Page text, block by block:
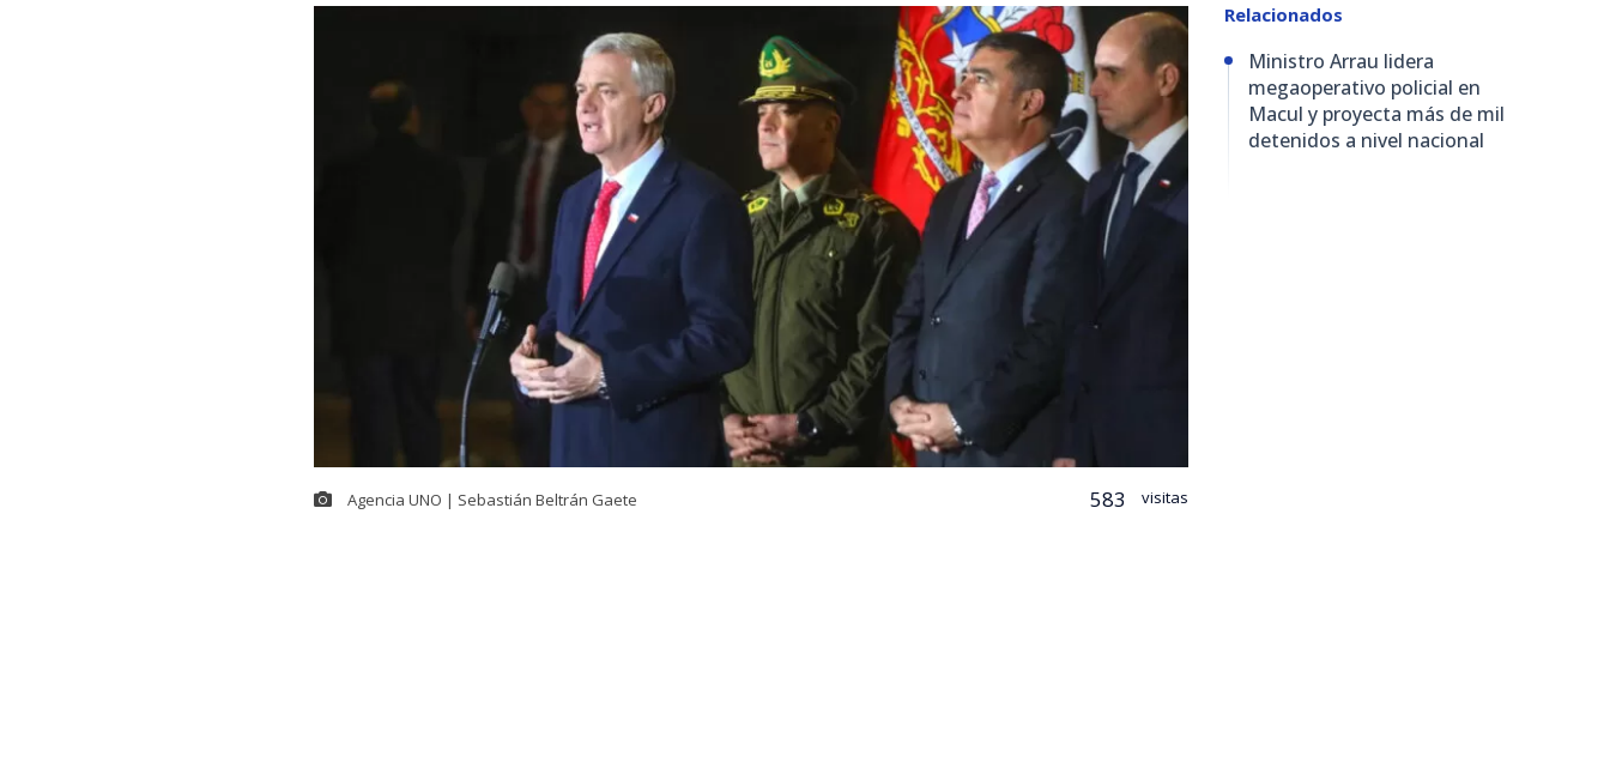
Agencia UNO | Sebastián Beltrán Gaete 583 visitas
Relacionados
Ministro Arrau lidera
megaoperativo policial en
Macul y proyecta más de mil
detenidos a nivel nacional